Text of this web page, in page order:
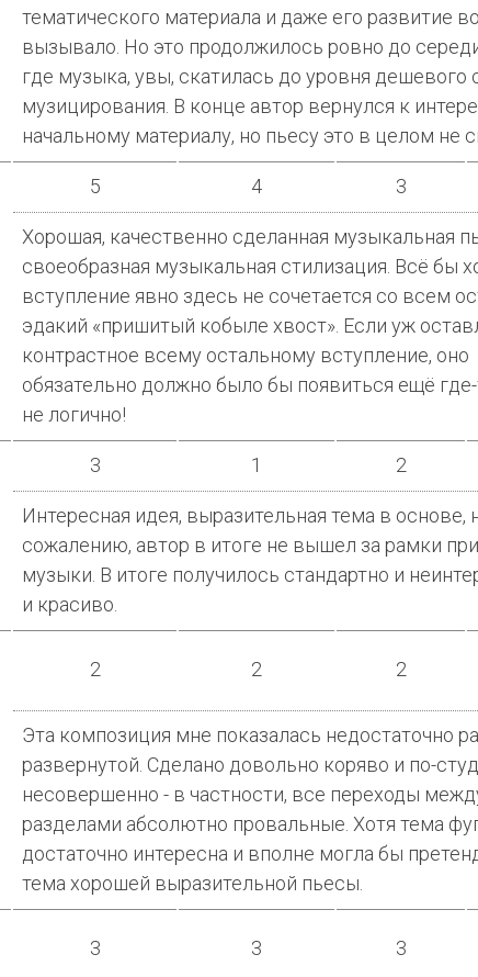
тематического материала и даже его развитие
вызывало. Но это продолжилось ровно до
где музыка, увы, скатилась до уровня дешевого
музицирования. В конце автор вернулся к
начальному материалу, но пьесу это в целом не
5 4 3
Хорошая, качественно сделанная музыкальная
своеобразная музыкальная стилизация. Всё бы
вступление явно здесь не сочетается со всем
эдакий «пришитый кобыле хвост». Если уж
контрастное всему остальному вступление, оно
обязательно должно было бы появиться ещё где-
не логично!
3 1 2
Интересная идея, выразительная тема в основе,
сожалению, автор в итоге не вышел за рамки
музыки. В итоге получилось стандартно и
и красиво.
2 2 2
Эта композиция мне показалась недостаточно
развернутой. Сделано довольно коряво и по-
несовершенно - в частности, все переходы
разделами абсолютно провальные. Хотя тема
достаточно интересна и вполне могла бы
тема хорошей выразительной пьесы.
3 3 3